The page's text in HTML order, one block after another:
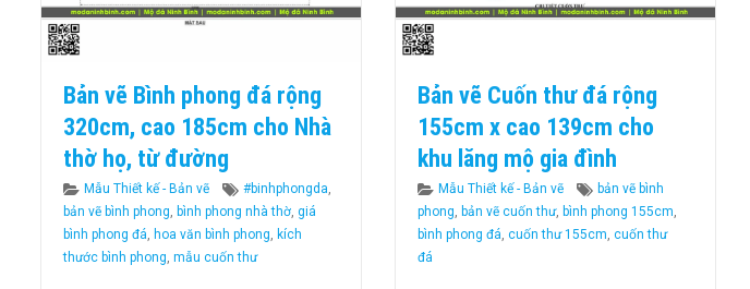
Bản vẽ Bình phong đá rộng
320cm, cao 185cm cho Nhà
thờ họ, từ đường
Categories
Mẫu Thiết kế - Bản vẽ Tags
#binhphongda,
bản vẽ bình phong, bình phong nhà thờ, giá
bình phong đá, hoa văn bình phong, kích
thước bình phong, mẫu cuốn thư
Bản vẽ Cuốn thư đá rộng
155cm x cao 139cm cho
khu lăng mộ gia đình
Categories
Mẫu Thiết kế - Bản vẽ Tags
bản vẽ bình
phong, bản vẽ cuốn thư, bình phong 155cm,
bình phong đá, cuốn thư 155cm, cuốn thư
đá